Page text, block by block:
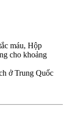
máu, Hộp
cho khoảng
ở Trung Quốc